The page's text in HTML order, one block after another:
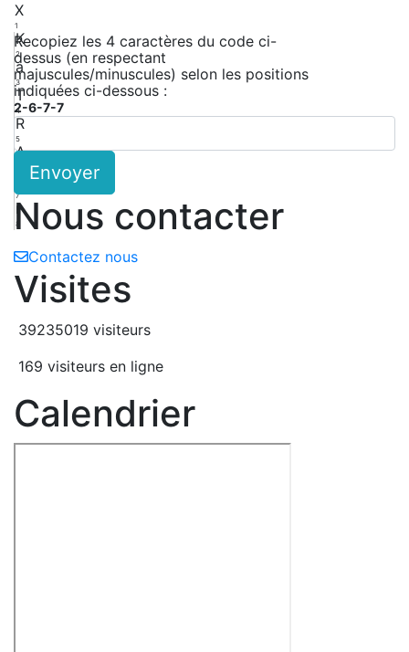
X
1
K
2
a
3
T
4
R
5
A
7
r
8
Recopiez les 4 caractères du code ci-
dessus (en respectant
majuscules/minuscules) selon les positions
indiquées ci-dessous :
2-6-7-7
Envoyer
Nous contacter
Contactez nous
Visites
39235019 visiteurs
169 visiteurs en ligne
Calendrier